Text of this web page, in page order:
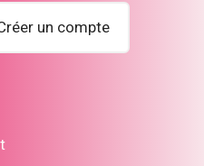
un compte